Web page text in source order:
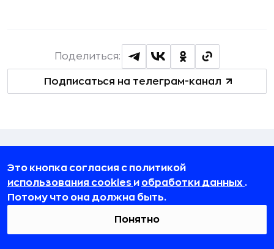
Подписаться на телеграм-канал
Поделиться:
Публикации по теме
Это кнопка согласия с политикой
использования cookies и обработки данных .
Потому что она должна быть.
Понятно